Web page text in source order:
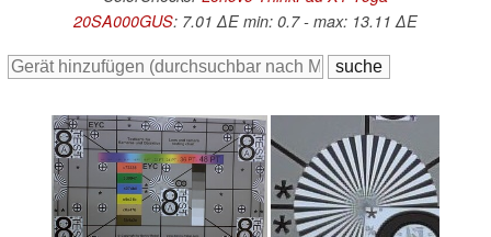
20SA000GUS: 7.01 ∆E min: 0.7 - max: 13.11 ∆E